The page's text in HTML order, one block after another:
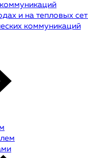
и на тепловых
коммуникаций